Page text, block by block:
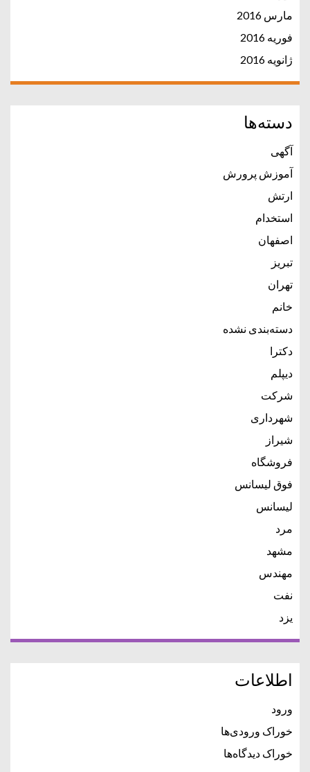
مارس 2016
فوریه 2016
ژانویه 2016
دسته‌ها
آگهی
آموزش پرورش
ارتش
استخدام
اصفهان
تبریز
تهران
خانم
دسته‌بندی نشده
دکترا
دیپلم
شرکت
شهرداری
شیراز
فروشگاه
فوق لیسانس
لیسانس
مرد
مشهد
مهندس
نفت
یزد
اطلاعات
ورود
خوراک ورودی‌ها
خوراک دیدگاه‌ها